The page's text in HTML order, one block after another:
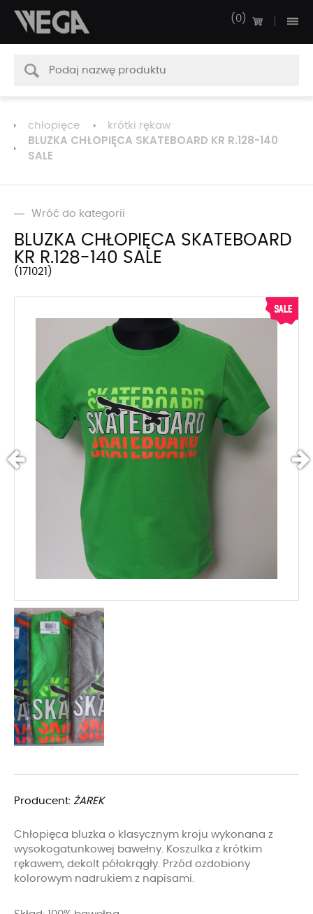
0
chłopięce krótki rękaw
BLUZKA CHŁOPIĘCA SKATEBOARD KR R.128-140
SALE
Wróć do kategorii
BLUZKA CHŁOPIĘCA SKATEBOARD
KR R.128-140 SALE
171021
Producent: ŻAREK
Chłopięca bluzka o klasycznym kroju wykonana z
wysokogatunkowej bawełny. Koszulka z krótkim
rękawem, dekolt półokrągły. Przód ozdobiony
kolorowym nadrukiem z napisami.